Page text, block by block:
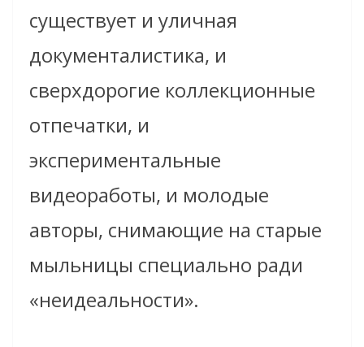
существует и уличная
документалистика, и
сверхдорогие коллекционные
отпечатки, и
экспериментальные
видеоработы, и молодые
авторы, снимающие на старые
мыльницы специально ради
«неидеальности».